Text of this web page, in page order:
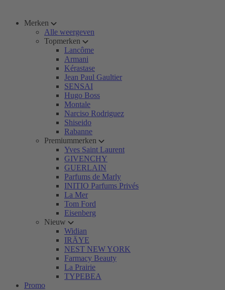
Merken
Alle weergeven
Topmerken
Lancôme
Armani
Kérastase
Jean Paul Gaultier
SENSAI
Hugo Boss
Montale
Narciso Rodriguez
Shiseido
Rabanne
Premiummerken
Yves Saint Laurent
GIVENCHY
GUERLAIN
Parfums de Marly
INITIO Parfums Privés
La Mer
Tom Ford
Eisenberg
Nieuw
Widian
IRÄYE
NEST NEW YORK
Farmacy Beauty
La Prairie
TYPEBEA
Promo